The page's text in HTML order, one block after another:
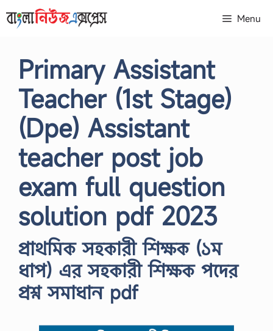
to
Menu
Primary Assistant
Teacher (1st Stage)
(Dpe) Assistant
teacher post job
exam full question
solution pdf 2023
প্রাথমিক সহকারী শিক্ষক (১ম
ধাপ) এর সহকারী শিক্ষক পদের
প্রশ্ন সমাধান pdf